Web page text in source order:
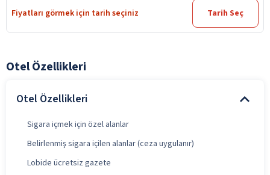
Fiyatları görmek için tarih seçiniz Tarih Seç
Otel Özellikleri
Otel Özellikleri
Sigara içmek için özel alanlar
Belirlenmiş sigara içilen alanlar (ceza uygulanır)
Lobide ücretsiz gazete